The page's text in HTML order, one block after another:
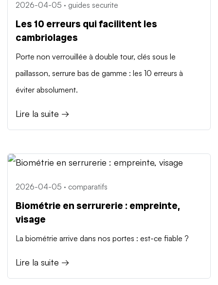
2026-04-05 · guides securite
Les 10 erreurs qui facilitent les
cambriolages
Porte non verrouillée à double tour, clés sous le
paillasson, serrure bas de gamme : les 10 erreurs à
éviter absolument.
Lire la suite →
2026-04-05 · comparatifs
Biométrie en serrurerie : empreinte,
visage
La biométrie arrive dans nos portes : est-ce fiable ?
Lire la suite →